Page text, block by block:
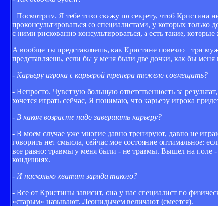
- Посмотрим. Я тебе тихо скажу по секрету, чтоб Кристина
проконсультироваться со специалистами, у которых
с ними рискованно консультироваться, а есть такие,
А вообще ты представляешь, как Кристине повезло - три
представляешь, если бы у меня были две дочки, как бы
- Карьеру игрока с карьерой тренера тяжело совмещать?
- Непросто. Чувствую большую ответственность за
хочется играть сейчас, Я понимаю, что карьеру игрока
- В каком возрасте надо завершать карьеру?
- В моем случае уже многие давно тренируют, давно не
говорить нет смысла, сейчас мое состояние оптимальное:
все равно: травмы у меня были - не травмы. Вышел на поле -
кондициях.
- И насколько хватит заряда такого?
- Все от Кристины зависит, она у нас специалист по
«старым» называют. Леонидычем величают (смеется).